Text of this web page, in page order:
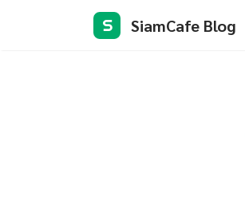
S SiamCafe Blog